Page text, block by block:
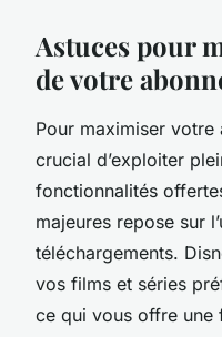
Astuces pour
de votre
Pour maximiser votre
crucial d’exploiter
fonctionnalités
majeures repose sur
téléchargements.
vos films et séries
ce qui vous offre une